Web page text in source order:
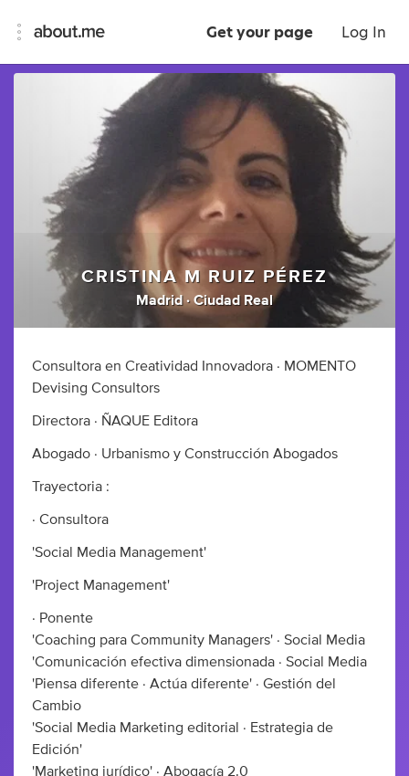
Get your page Log In
CRISTINA M RUIZ PÉREZ
Madrid · Ciudad Real
Consultora en Creatividad Innovadora · MOMENTO
Devising Consultors
Directora · ÑAQUE Editora
Abogado · Urbanismo y Construcción Abogados
Trayectoria :
· Consultora
'Social Media Management'
'Project Management'
· Ponente
'Coaching para Community Managers' · Social Media
'Comunicación efectiva dimensionada · Social Media
'Piensa diferente · Actúa diferente' · Gestión del
Cambio
'Social Media Marketing editorial · Estrategia de
Edición'
'Marketing jurídico' · Abogacía 2.0